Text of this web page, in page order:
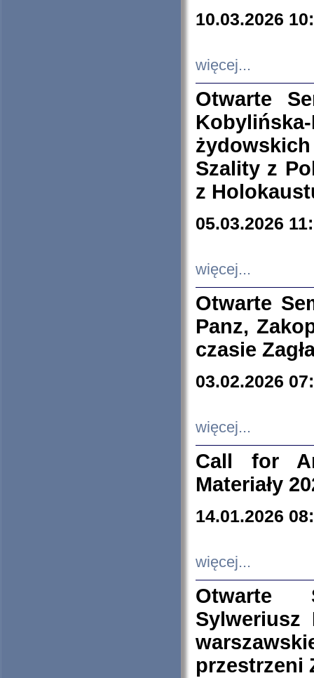
10.03.2026
więcej...
Otwarte
Szality z
z
05.03.2026
więcej...
Otwarte
Panz,
czasie
03.02.2026
więcej...
Call for
Materiały
14.01.2026
więcej...
Otwarte
Sylweriusz
przestrzeni